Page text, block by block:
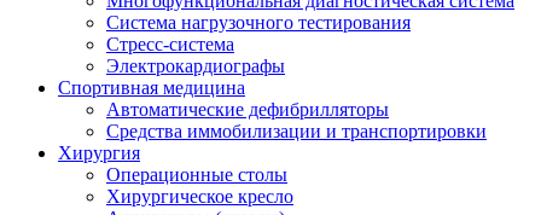
Система нагрузочного тестирования
Стресс-система
Электрокардиографы
Спортивная медицина
Автоматические дефибрилляторы
Средства иммобилизации и транспортировки
Хирургия
Операционные столы
Хирургическое кресло